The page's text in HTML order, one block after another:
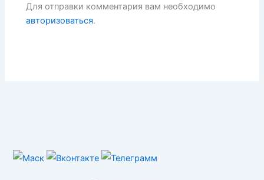
Для отправки комментария вам необходимо
авторизоваться.